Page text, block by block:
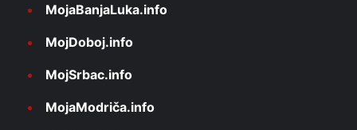
MojaBanjaLuka.info
MojDoboj.info
MojSrbac.info
MojaModriča.info